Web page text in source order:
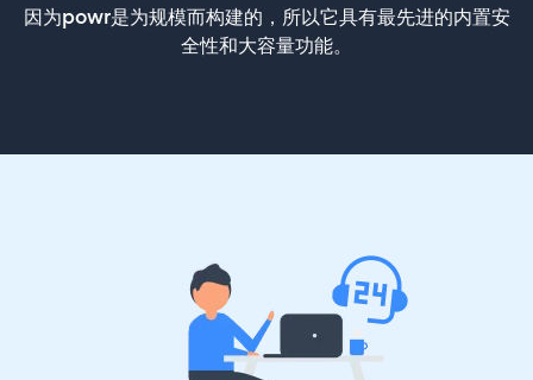
因为powr是为规模而构建的，所以它具有最先进的内置安
全性和大容量功能。